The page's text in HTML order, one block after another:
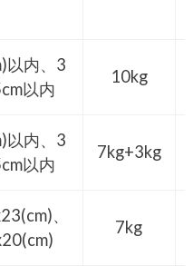
以内、3
以内
10kg
以内、3
以内
7kg+3kg
、
7kg